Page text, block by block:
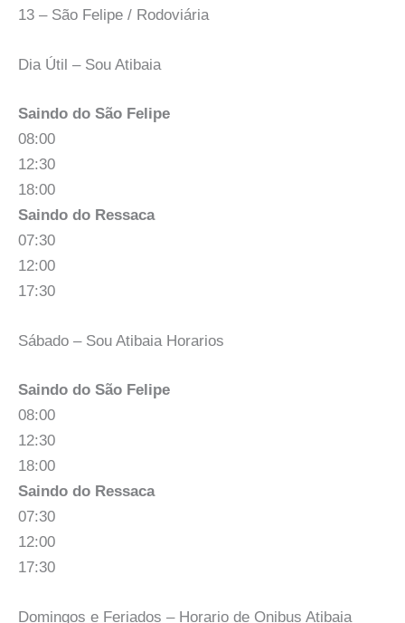
13 – São Felipe / Rodoviária
Dia Útil – Sou Atibaia
Saindo do São Felipe
08:00
12:30
18:00
Saindo do Ressaca
07:30
12:00
17:30
Sábado – Sou Atibaia Horarios
Saindo do São Felipe
08:00
12:30
18:00
Saindo do Ressaca
07:30
12:00
17:30
Domingos e Feriados – Horario de Onibus Atibaia